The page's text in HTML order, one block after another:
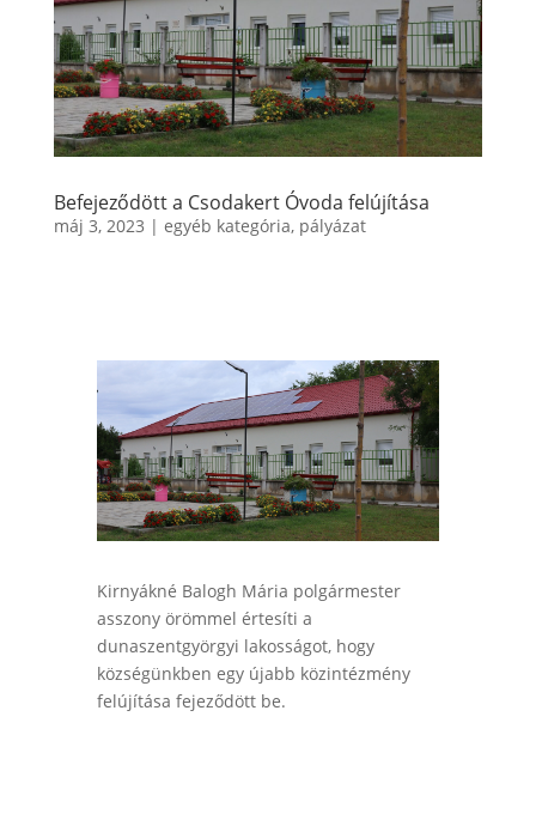
Befejeződött a Csodakert Óvoda felújítása
máj 3, 2023 | egyéb kategória, pályázat
Kirnyákné Balogh Mária polgármester
asszony örömmel értesíti a
dunaszentgyörgyi lakosságot, hogy
községünkben egy újabb közintézmény
felújítása fejeződött be.